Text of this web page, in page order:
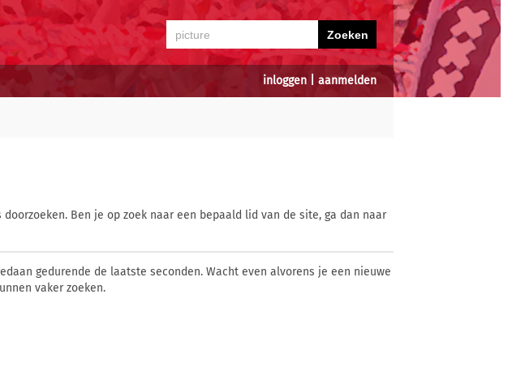
inloggen aanmelden
Ben je op zoek naar een bepaald lid van de site, ga dan naar
gedurende de laatste seconden. Wacht even alvorens je een nieuwe
vaker zoeken.